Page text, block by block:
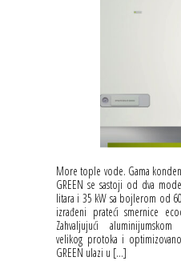
More tople vode. Gama
GREEN se sastoji od dva
litara i 35 kW sa bojlerom od
izrađeni prateći smernice
Zahvaljujući
velikog protoka i
GREEN ulazi u […]